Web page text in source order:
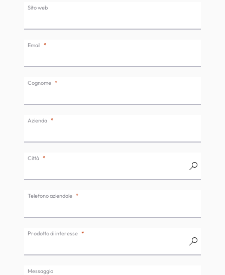
Sito web
Email
Cognome
Azienda
Città
Telefono aziendale
Prodotto di interesse
Messaggio